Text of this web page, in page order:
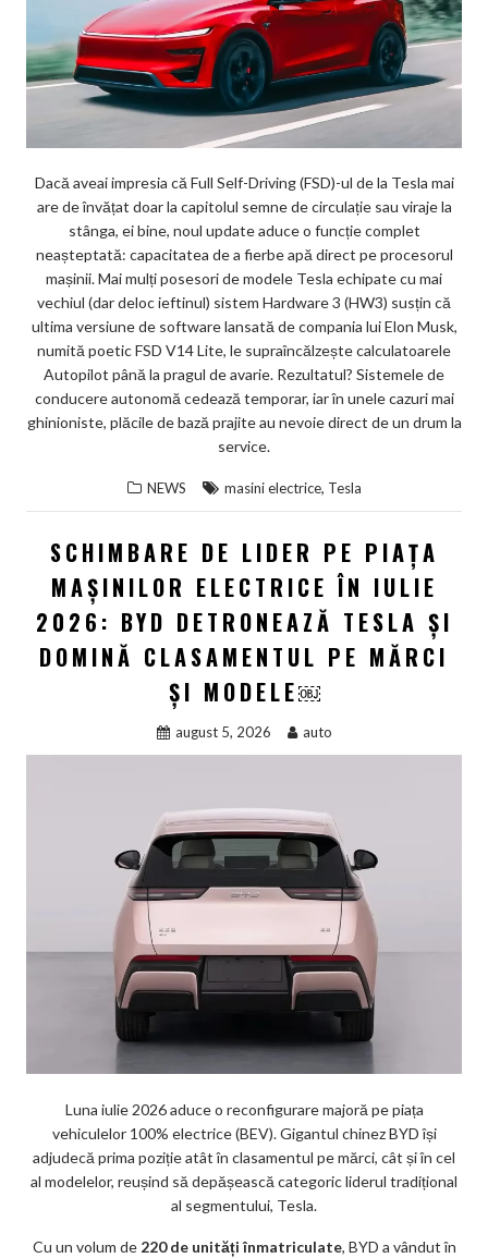
Dacă aveai impresia că Full Self-Driving (FSD)-ul de la Tesla mai
are de învățat doar la capitolul semne de circulație sau viraje la
stânga, ei bine, noul update aduce o funcție complet
neașteptată: capacitatea de a fierbe apă direct pe procesorul
mașinii. Mai mulți posesori de modele Tesla echipate cu mai
vechiul (dar deloc ieftinul) sistem Hardware 3 (HW3) susțin că
ultima versiune de software lansată de compania lui Elon Musk,
numită poetic FSD V14 Lite, le supraîncălzește calculatoarele
Autopilot până la pragul de avarie. Rezultatul? Sistemele de
conducere autonomă cedează temporar, iar în unele cazuri mai
ghinioniste, plăcile de bază prajite au nevoie direct de un drum la
service.
NEWS masini electrice, Tesla
SCHIMBARE DE LIDER PE PIAȚA
MAȘINILOR ELECTRICE ÎN IULIE
2026: BYD DETRONEAZĂ TESLA ȘI
DOMINĂ CLASAMENTUL PE MĂRCI
ȘI MODELE￼
august 5, 2026 auto
Luna iulie 2026 aduce o reconfigurare majoră pe piața
vehiculelor 100% electrice (BEV). Gigantul chinez BYD își
adjudecă prima poziție atât în clasamentul pe mărci, cât și în cel
al modelelor, reușind să depășească categoric liderul tradițional
al segmentului, Tesla.
Cu un volum de 220 de unități înmatriculate, BYD a vândut în